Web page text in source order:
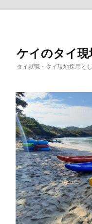
ケイのタイ
タイ就職・タイ現地採用と